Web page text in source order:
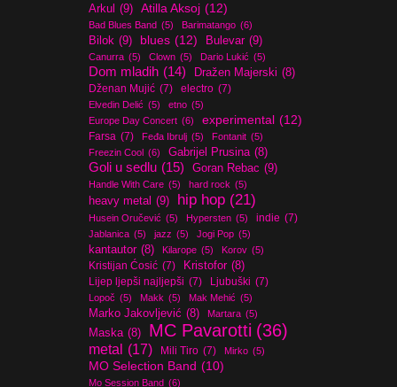
Arkul (9) Atilla Aksoj (12)
Bad Blues Band (5) Barimatango (6)
Bilok (9) blues (12) Bulevar (9)
Canurra (5) Clown (5) Dario Lukić (5)
Dom mladih (14) Dražen Majerski (8)
Dženan Mujić (7) electro (7)
Elvedin Delić (5) etno (5)
Europe Day Concert (6) experimental (12)
Farsa (7) Feđa Ibrulj (5) Fontanit (5)
Freezin Cool (6) Gabrijel Prusina (8)
Goli u sedlu (15) Goran Rebac (9)
Handle With Care (5) hard rock (5)
heavy metal (9) hip hop (21)
Husein Oručević (5) Hypersten (5) indie (7)
Jablanica (5) jazz (5) Jogi Pop (5)
kantautor (8) Kilarope (5) Korov (5)
Kristijan Ćosić (7) Kristofor (8)
Lijep ljepši najljepši (7) Ljubuški (7)
Lopoč (5) Makk (5) Mak Mehić (5)
Marko Jakovljević (8) Martara (5)
Maska (8) MC Pavarotti (36)
metal (17) Mili Tiro (7) Mirko (5)
MO Selection Band (10)
Mo Session Band (6)